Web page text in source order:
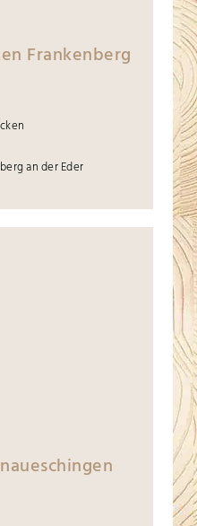
Frankenberg
an der Eder